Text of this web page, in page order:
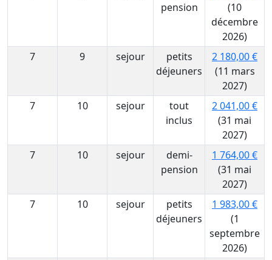
pension
(10
décembre
2026)
7
9 sejour
petits
déjeuners
2 180,00 €
(11 mars
2027)
7
10 sejour
tout
inclus
2 041,00 €
(31 mai
2027)
7
10 sejour
demi-
pension
1 764,00 €
(31 mai
2027)
7
10 sejour
petits
déjeuners
1 983,00 €
(1
septembre
2026)